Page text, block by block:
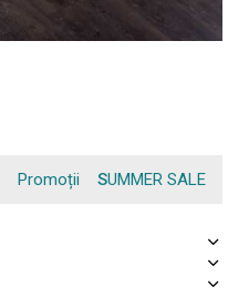
Promoții SUMMER SALE